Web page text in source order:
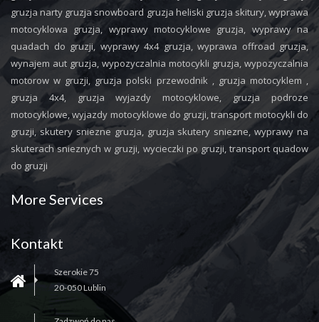
gruzja narty gruzja snowboard gruzja heliski gruzja skitury, wyprawa
motocyklowa gruzja, wyprawy motocyklowe gruzja, wyprawy na
quadach do gruzji, wyprawy 4x4 gruzja, wyprawa offroad gruzja,
wynajem aut gruzja, wypozyczalnia motocykli gruzja, wypozyczalnia
motorow w gruzji, gruzja polski przewodnik , gruzja motocyklem ,
gruzja 4x4, gruzja wyjazdy motocyklowe, gruzja podroze
motocyklowe, wyjazdy motocyklowe do gruzji, transport motocykli do
gruzji, skutery sniezne gruzja, gruzja skutery sniezne, wyprawy na
skuterach snieznych w gruzji, wycieczki po gruzji, transport quadow
do gruzji
More Services
Kontakt
Szerokie 75
20-050 Lublin